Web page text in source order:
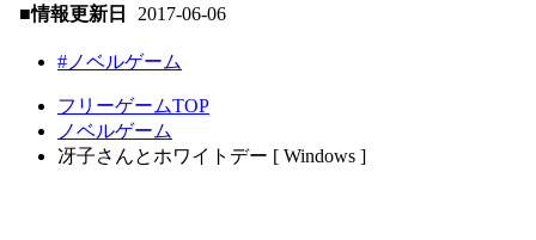
■情報更新日 2017-06-06
#ノベルゲーム
フリーゲームTOP
ノベルゲーム
冴子さんとホワイトデー [ Windows ]